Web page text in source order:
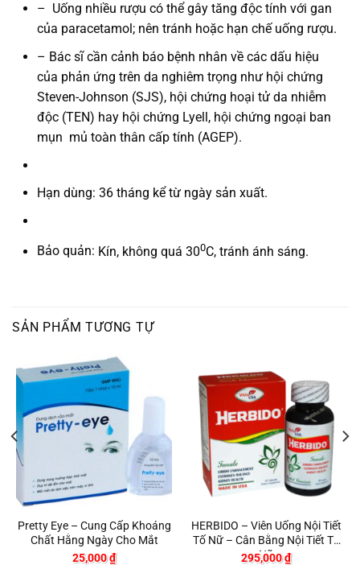
– Uống nhiều rượu có thể gây tăng độc tính với gan
của paracetamol; nên tránh hoặc hạn chế uống rượu.
– Bác sĩ cần cảnh báo bệnh nhân về các dấu hiệu
của phản ứng trên da nghiêm trọng như hội chứng
Steven-Johnson (SJS), hội chứng hoại tử da nhiễm
độc (TEN) hay hội chứng Lyell, hội chứng ngoại ban
mụn mủ toàn thân cấp tính (AGEP).
Hạn dùng: 36 tháng kể từ ngày sản xuất.
Bảo quản: Kín, không quá 300C, tránh ánh sáng.
SẢN PHẨM TƯƠNG TỰ
Pretty Eye – Cung Cấp Khoáng
Chất Hằng Ngày Cho Mắt
25,000₫
HERBIDO – Viên Uống Nội Tiết
Tố Nữ – Cân Bằng Nội Tiết Tố
Nữ
295,000₫